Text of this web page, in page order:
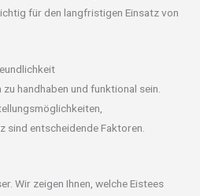
für den langfristigen Einsatz von
handhaben und funktional sein.
sind entscheidende Faktoren.
Wir zeigen Ihnen, welche Eistees